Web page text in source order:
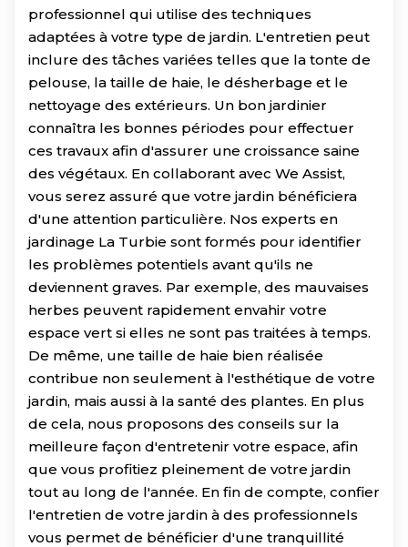
professionnel qui utilise des techniques
adaptées à votre type de jardin. L'entretien peut
inclure des tâches variées telles que la tonte de
pelouse, la taille de haie, le désherbage et le
nettoyage des extérieurs. Un bon jardinier
connaîtra les bonnes périodes pour effectuer
ces travaux afin d'assurer une croissance saine
des végétaux. En collaborant avec We Assist,
vous serez assuré que votre jardin bénéficiera
d'une attention particulière. Nos experts en
jardinage La Turbie sont formés pour identifier
les problèmes potentiels avant qu'ils ne
deviennent graves. Par exemple, des mauvaises
herbes peuvent rapidement envahir votre
espace vert si elles ne sont pas traitées à temps.
De même, une taille de haie bien réalisée
contribue non seulement à l'esthétique de votre
jardin, mais aussi à la santé des plantes. En plus
de cela, nous proposons des conseils sur la
meilleure façon d'entretenir votre espace, afin
que vous profitiez pleinement de votre jardin
tout au long de l'année. En fin de compte, confier
l'entretien de votre jardin à des professionnels
vous permet de bénéficier d'une tranquillité